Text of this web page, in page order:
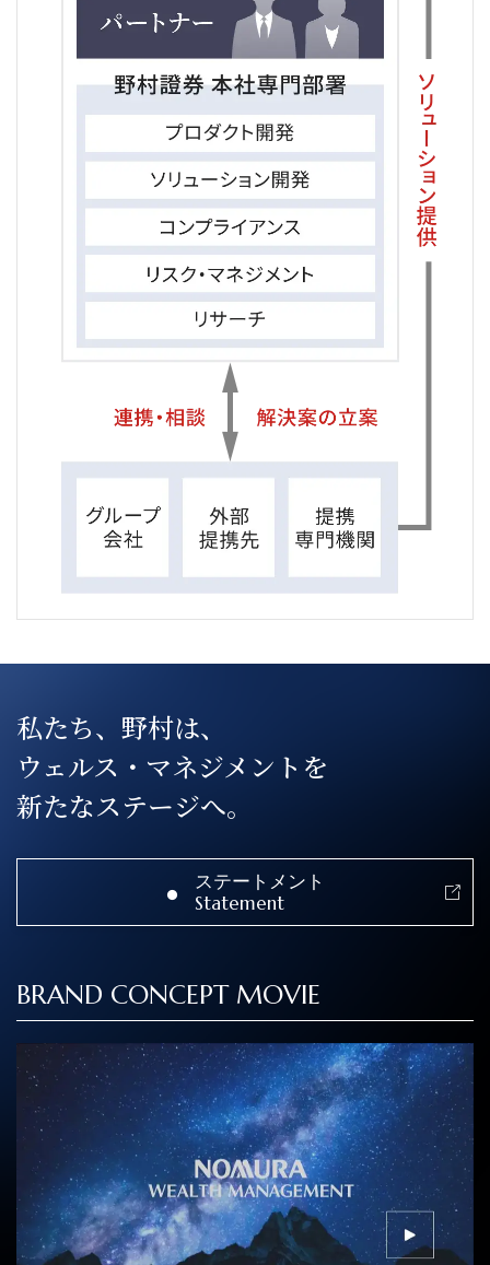
私たち、野村は、
ウェルス・マネジメントを
新たなステージへ。
ステートメント
Statement
BRAND CONCEPT MOVIE